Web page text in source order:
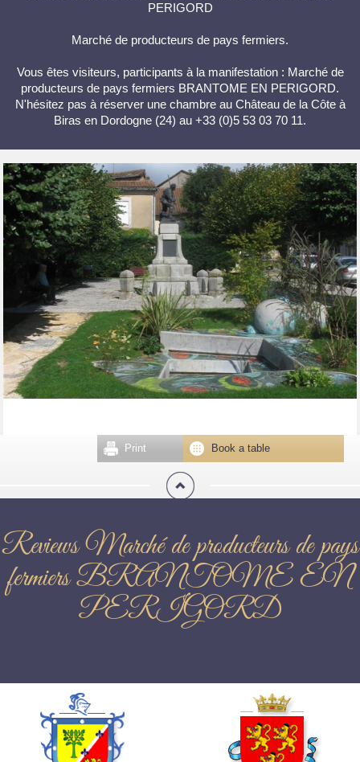
PERIGORD
Marché de producteurs de pays fermiers.
Vous êtes visiteurs, participants à la manifestation : Marché de
producteurs de pays fermiers BRANTOME EN PERIGORD.
N'hésitez pas à réserver une chambre au Château de la Côte à
Biras en Dordogne (24) au +33 (0)5 53 03 70 11.
Book a table
Print
Reviews Marché de producteurs de pays
fermiers BRANTOME EN
PERIGORD